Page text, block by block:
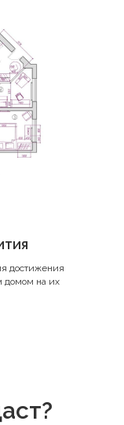
достижения
домом на их